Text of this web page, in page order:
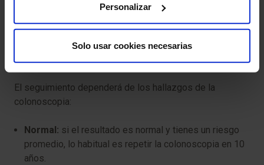
Personalizar
Solo usar cookies necesarias
cáncer y definir el tratamiento.
afecciones, como diverticulitis, colitis ulcerosa o
enfermedad de Crohn.
El seguimiento dependerá de los hallazgos de la
colonoscopia:
Normal: si el resultado es normal y tienes un riesgo
promedio, lo habitual es repetir la colonoscopia en 10
años.